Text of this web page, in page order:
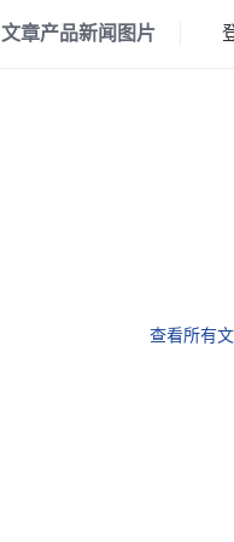
文章产品新闻 图片
查看所有